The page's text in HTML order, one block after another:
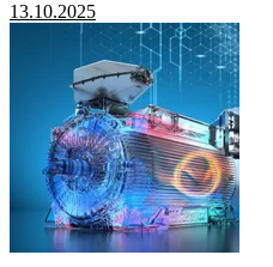
13.10.2025